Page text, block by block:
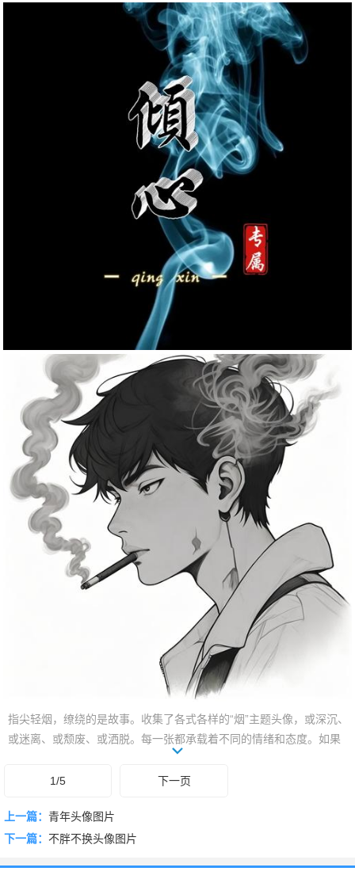
指尖轻烟，缭绕的是故事。收集了各式各样的“烟”主题头像，或深沉、
或迷离、或颓废、或洒脱。每一张都承载着不同的情绪和态度。如果
你也喜欢这种风格，不妨下滑看看，总有一款能触动你心弦，成为你
的专属表达。让头像诉说你的个性，在虚拟世界里，留下独特的印
1/5 下一页
上一篇： 青年头像图片
下一篇： 不胖不换头像图片